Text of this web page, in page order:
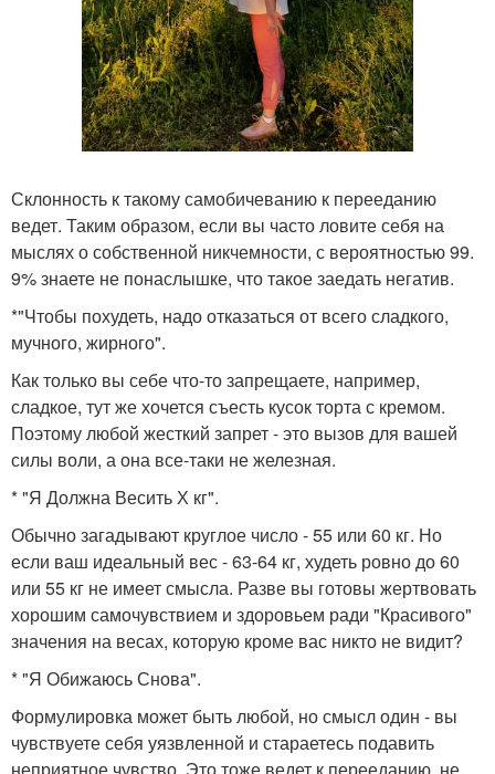
Склонность к такому самобичеванию к перееданию
ведет. Таким образом, если вы часто ловите себя на
мыслях о собственной никчемности, с вероятностью 99.
9% знаете не понаслышке, что такое заедать негатив.
*"Чтобы похудеть, надо отказаться от всего сладкого,
мучного, жирного".
Как только вы себе что-то запрещаете, например,
сладкое, тут же хочется съесть кусок торта с кремом.
Поэтому любой жесткий запрет - это вызов для вашей
силы воли, а она все-таки не железная.
* "Я Должна Весить Х кг".
Обычно загадывают круглое число - 55 или 60 кг. Но
если ваш идеальный вес - 63-64 кг, худеть ровно до 60
или 55 кг не имеет смысла. Разве вы готовы жертвовать
хорошим самочувствием и здоровьем ради "Красивого"
значения на весах, которую кроме вас никто не видит?
* "Я Обижаюсь Снова".
Формулировка может быть любой, но смысл один - вы
чувствуете себя уязвленной и стараетесь подавить
неприятное чувство. Это тоже ведет к перееданию, не